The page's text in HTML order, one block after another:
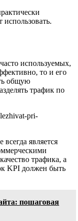
используемых,
то и его
общую
трафик по
является
трафика, а
KPI должен быть
пошаговая